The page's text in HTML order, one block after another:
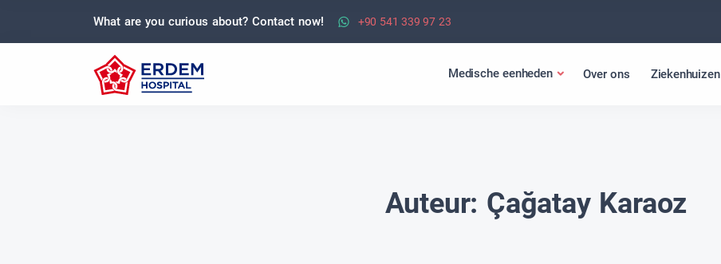
What are you curious about? Contact now! +90 541 339 97 23
Medische eenheden Over ons Ziekenhuizen
Auteur: Çağatay Karaoz